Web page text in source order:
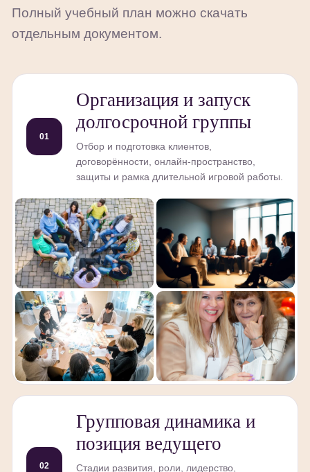
Полный учебный план можно скачать
отдельным документом.
01
Организация и запуск
долгосрочной группы
Отбор и подготовка клиентов,
договорённости, онлайн-пространство,
защиты и рамка длительной игровой работы.
02
Групповая динамика и
позиция ведущего
Стадии развития, роли, лидерство,